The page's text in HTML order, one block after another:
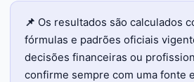
📌 Os resultados são calculados
fórmulas e padrões oficiais
decisões financeiras ou
confirme sempre com uma fonte